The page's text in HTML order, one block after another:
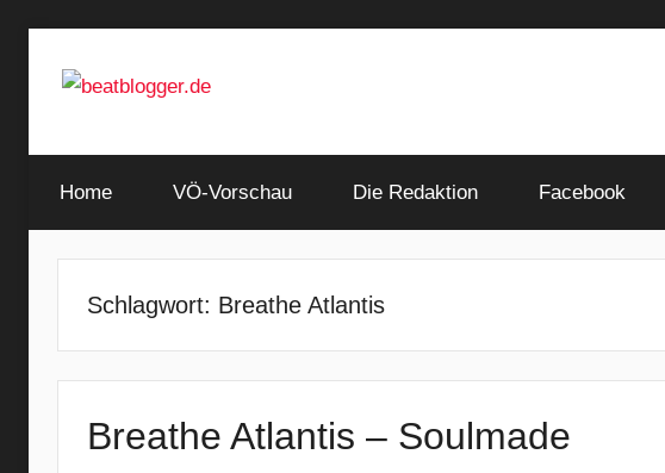
Inhalt
beatblogger.de
and
the
Home VÖ-Vorschau Die Redaktion Facebook
Schlagwort: Breathe Atlantis
Breathe Atlantis – Soulmade